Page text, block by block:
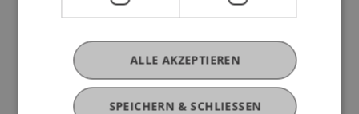
werden
Cookie-Einstellungen anzeigen
SPEICHERN & SCHLIESSEN
ALLE AKZEPTIEREN